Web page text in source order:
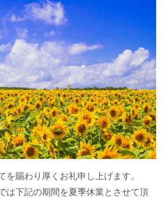
賜わり厚くお礼申し上げます。
は下記の期間を夏季休業とさせて頂